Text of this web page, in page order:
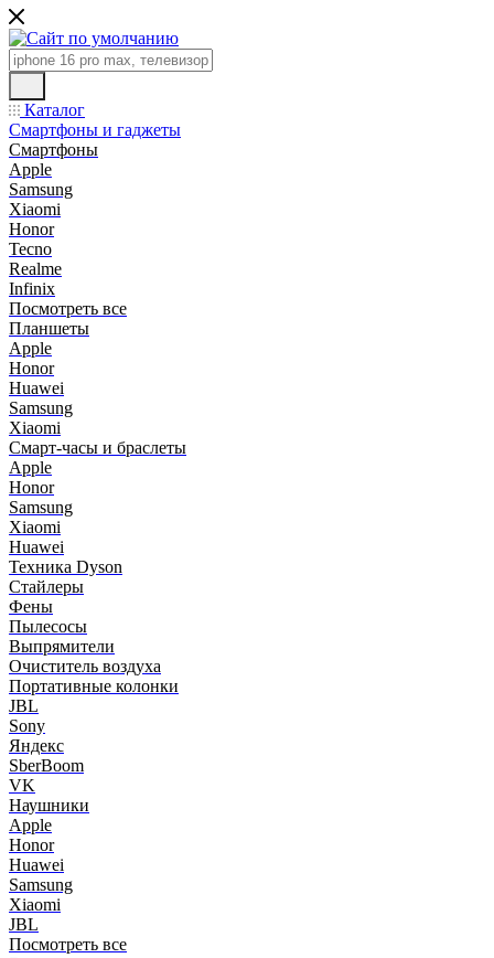
Каталог
Смартфоны и гаджеты
Смартфоны
Apple
Samsung
Xiaomi
Honor
Tecno
Realme
Infinix
Посмотреть все
Планшеты
Apple
Honor
Huawei
Samsung
Xiaomi
Смарт-часы и браслеты
Apple
Honor
Samsung
Xiaomi
Huawei
Техника Dyson
Стайлеры
Фены
Пылесосы
Выпрямители
Очиститель воздуха
Портативные колонки
JBL
Sony
Яндекс
SberBoom
VK
Наушники
Apple
Honor
Huawei
Samsung
Xiaomi
JBL
Посмотреть все